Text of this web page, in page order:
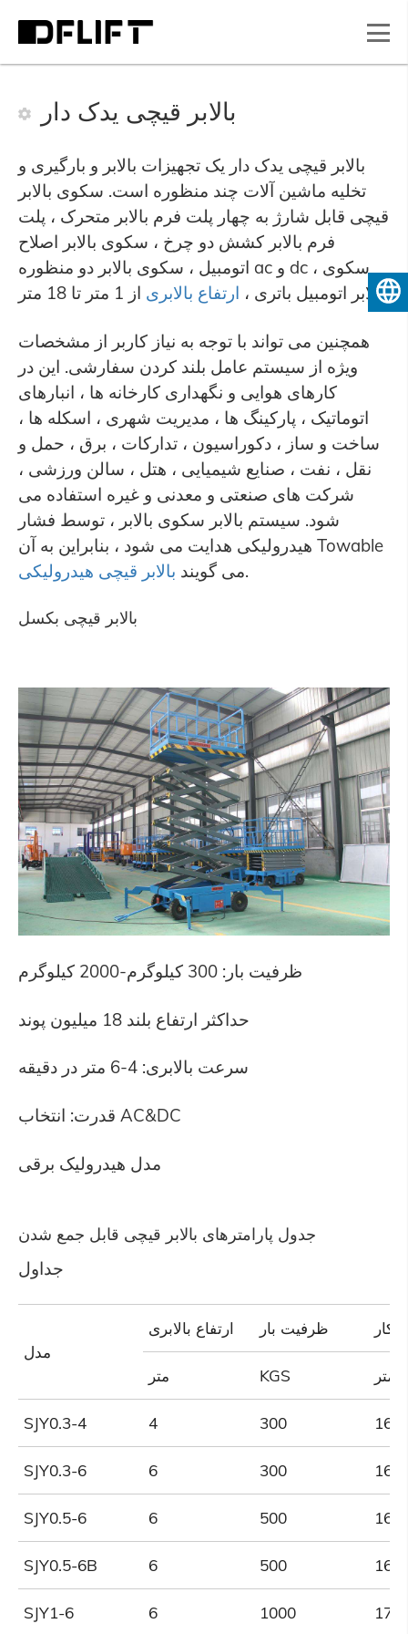
بالابر قیچی یدک دار
بالابر قیچی یدک دار یک تجهیزات بالابر و بارگیری و
تخلیه ماشین آلات چند منظوره است. سکوی بالابر
قیچی قابل شارژ به چهار پلت فرم بالابر متحرک ، پلت
فرم بالابر کشش دو چرخ ، سکوی بالابر اصلاح
اتومبیل ، سکوی بالابر دو منظوره ac و dc ، سکوی
بالابر اتومبیل باتری ، ارتفاع بالابری از 1 متر تا 18 متر.
همچنین می تواند با توجه به نیاز کاربر از مشخصات
ویژه از سیستم عامل بلند کردن سفارشی. این در
کارهای هوایی و نگهداری کارخانه ها ، انبارهای
اتوماتیک ، پارکینگ ها ، مدیریت شهری ، اسکله ها ،
ساخت و ساز ، دکوراسیون ، تدارکات ، برق ، حمل و
نقل ، نفت ، صنایع شیمیایی ، هتل ، سالن ورزشی ،
شرکت های صنعتی و معدنی و غیره استفاده می
شود. سیستم بالابر سکوی بالابر ، توسط فشار
هیدرولیکی هدایت می شود ، بنابراین به آن Towable
می گویند بالابر قیچی هیدرولیکی .
بالابر قیچی بکسل
ظرفیت بار: 300 کیلوگرم-2000 کیلوگرم
حداکثر ارتفاع بلند 18 میلیون پوند
سرعت بالابری: 4-6 متر در دقیقه
قدرت: انتخاب AC&DC
مدل هیدرولیک برقی
جدول پارامترهای بالابر قیچی قابل جمع شدن
جداول
مدل
ارتفاع بالابری ظرفیت بار کار
متر KGS متر
SJY0.3-4 4 300
SJY0.3-6 6 300
SJY0.5-6 6 500
SJY0.5-6B 6 500
SJY1-6 6 1000
فارسی